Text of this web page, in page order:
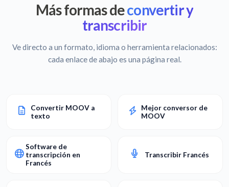
Más formas deconvertir y
transcribir
Ve directo a un formato, idioma o herramienta relacionados:
cada enlace de abajo es una página real.
Convertir MOOV a
texto
Mejor conversor de
MOOV
Software de
transcripción en
Francés
Transcribir Francés